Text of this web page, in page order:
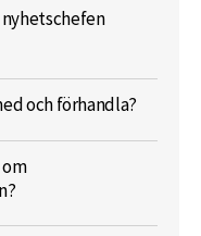
och förhandla?